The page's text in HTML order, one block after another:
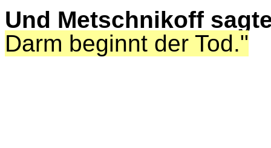
Und Metschnikoff
Darm beginnt der Tod."